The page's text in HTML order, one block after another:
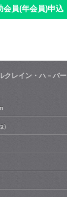
会員(年会員)申込
クレイン・ハ－バー